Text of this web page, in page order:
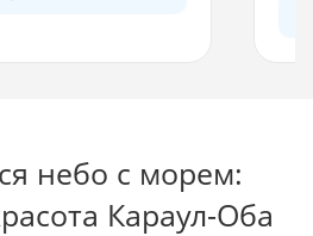
небо с морем:
Караул-Оба